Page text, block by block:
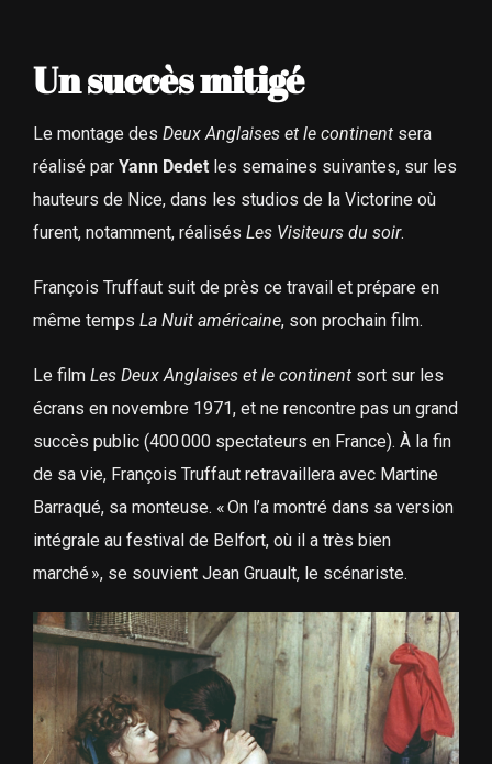
Un succès mitigé
Le montage des Deux Anglaises et le continentsera
réalisé parYann Dedetles semaines suivantes, sur les
hauteurs de Nice, dans les studios de la Victorine où
furent, notamment, réalisés Les Visiteurs du soir.
François Truffaut suit de près ce travail et prépare en
même temps La Nuit américaine, son prochain film.
Le film Les Deux Anglaises et le continentsort sur les
écrans en novembre 1971, et ne rencontre pas un grand
succès public (400 000 spectateurs en France). À la fin
de sa vie, François Truffaut retravaillera avec Martine
Barraqué, sa monteuse. « On l’a montré dans sa version
intégrale au festival de Belfort, où il a très bien
marché », se souvient Jean Gruault, le scénariste.